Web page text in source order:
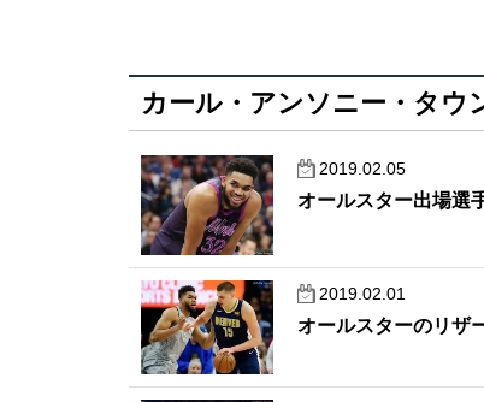
カール・アンソニー・タウ
2019.02.05
オールスター出場選
2019.02.01
オールスターのリザ